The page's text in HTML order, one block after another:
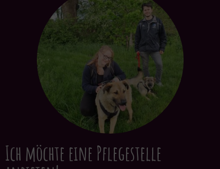
Ich möchte eine Pflegestelle